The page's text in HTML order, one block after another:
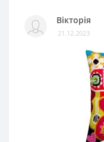
Вікторія
21.12.2023